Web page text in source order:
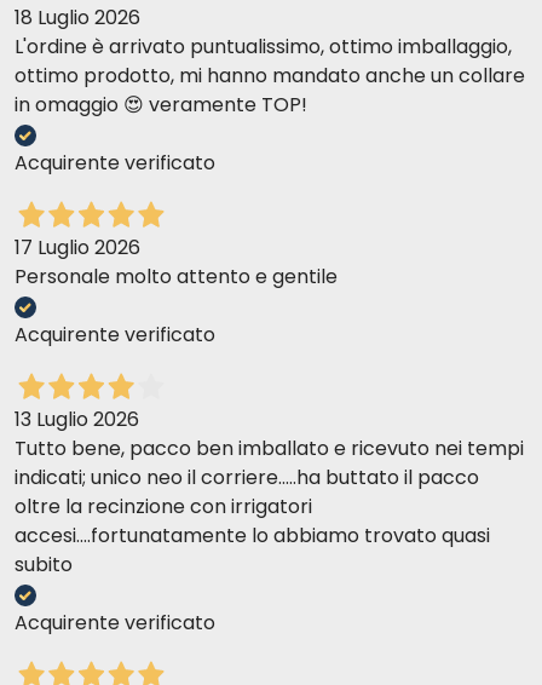
18 Luglio 2026
L'ordine è arrivato puntualissimo, ottimo imballaggio,
ottimo prodotto, mi hanno mandato anche un collare
in omaggio 😍 veramente TOP!
Acquirente verificato
17 Luglio 2026
Personale molto attento e gentile
Acquirente verificato
13 Luglio 2026
Tutto bene, pacco ben imballato e ricevuto nei tempi
indicati; unico neo il corriere.....ha buttato il pacco
oltre la recinzione con irrigatori
accesi....fortunatamente lo abbiamo trovato quasi
subito
Acquirente verificato